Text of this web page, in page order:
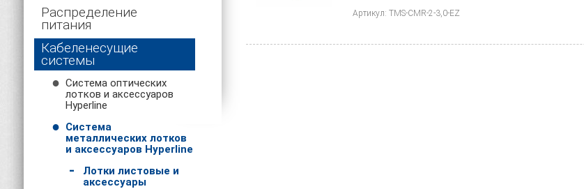
Распределение
питания
Кабеленесущие
системы
Система оптических
лотков и аксессуаров
Hyperline
Система
металлических лотков
и аксессуаров Hyperline
Лотки листовые и
аксессуары
Артикул: TMS-CMR-2-3,0-EZ